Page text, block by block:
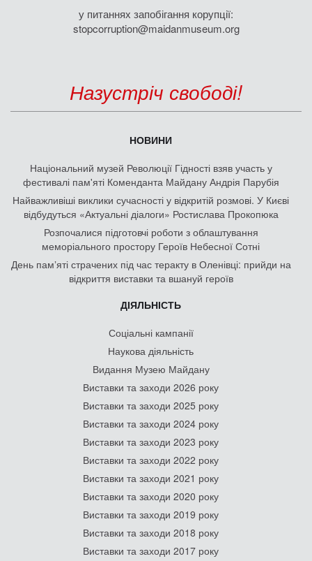
у питаннях запобігання корупції:
stopcorruption@maidanmuseum.org
Назустріч свободі!
НОВИНИ
Національний музей Революції Гідності взяв участь у
фестивалі пам'яті Коменданта Майдану Андрія Парубія
Найважливіші виклики сучасності у відкритій розмові. У Києві
відбудуться «Актуальні діалоги» Ростислава Прокопюка
Розпочалися підготовчі роботи з облаштування
меморіального простору Героїв Небесної Сотні
День памʼяті страчених під час теракту в Оленівці: прийди на
відкриття виставки та вшануй героїв
ДІЯЛЬНІСТЬ
Соціальні кампанії
Наукова діяльність
Видання Музею Майдану
Виставки та заходи 2026 року
Виставки та заходи 2025 року
Виставки та заходи 2024 року
Виставки та заходи 2023 року
Виставки та заходи 2022 року
Виставки та заходи 2021 року
Виставки та заходи 2020 року
Виставки та заходи 2019 року
Виставки та заходи 2018 року
Виставки та заходи 2017 року